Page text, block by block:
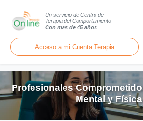
Un servicio de Centro de
Terapia del Comportamiento
Con mas de 45 años
Acceso a mi Cuenta Terapia
Profesionales
Mental y Física